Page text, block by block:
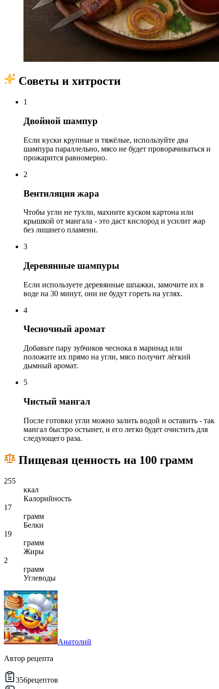
Советы и хитрости
1
Двойной шампур
Если куски крупные и тяжёлые, используйте два
шампура параллельно, мясо не будет проворачиваться и
прожарится равномерно.
2
Вентиляция жара
Чтобы угли не тухли, махните куском картона или
крышкой от мангала - это даст кислород и усилит жар
без лишнего пламени.
3
Деревянные шампуры
Если используете деревянные шпажки, замочите их в
воде на 30 минут, они не будут гореть на углях.
4
Чесночный аромат
Добавьте пару зубчиков чеснока в маринад или
положите их прямо на угли, мясо получит лёгкий
дымный аромат.
5
Чистый мангал
После готовки угли можно залить водой и оставить - так
мангал быстро остынет, и его легко будет очистить для
следующего раза.
Пищевая ценность на 100 грамм
255
ккал
Калорийность
17
грамм
Белки
19
грамм
Жиры
2
грамм
Углеводы
Анатолий
Автор рецепта
356рецептов